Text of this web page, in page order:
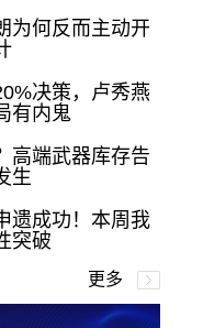
为何反而主动开
决策，卢秀燕
有内鬼
高端武器库存告
生
遗成功！本周我
突破
更多